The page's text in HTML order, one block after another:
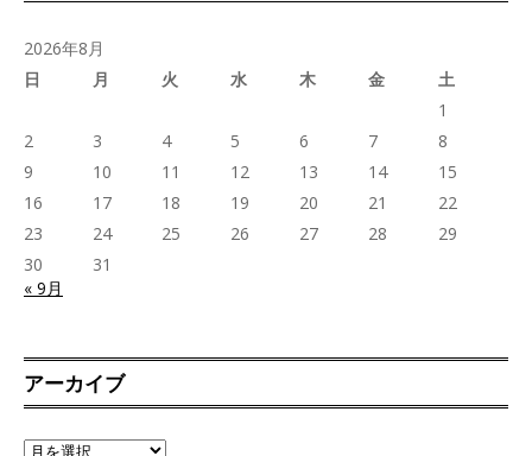
2026年8月
日
月 火 水 木 金
土
1
2
3 4 5 6 7
8
9
10 11 12 13 14
15
16
17 18 19 20 21
22
23
24 25 26 27 28
29
30
31
« 9月
アーカイブ
ア